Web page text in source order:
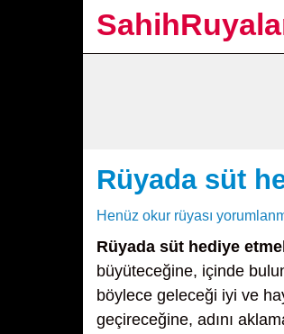
Rüyada süt
Henüz okur rüyası
Rüyada süt hediye
büyüteceğine, içinde
böylece geleceği iyi ve
geçireceğine, adını